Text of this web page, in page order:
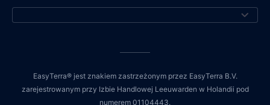
EasyTerra® jest znakiem zastrzeżonym przez EasyTerra B.V.
zarejestrowanym przy Izbie Handlowej Leeuwarden w Holandii pod
numerem 01104443.